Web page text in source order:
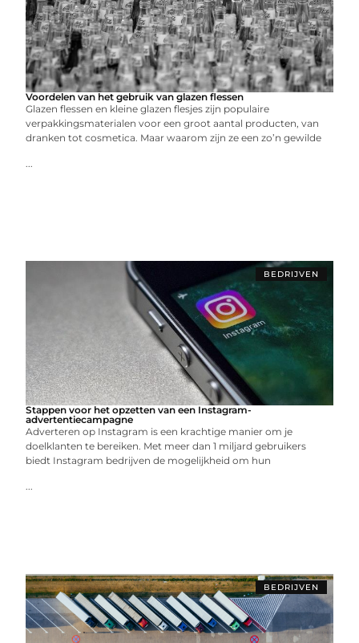
Voordelen van het gebruik van glazen flessen
Glazen flessen en kleine glazen flesjes zijn populaire
verpakkingsmaterialen voor een groot aantal producten, van
dranken tot cosmetica. Maar waarom zijn ze een zo’n gewilde
...
BEDRIJVEN
Stappen voor het opzetten van een Instagram-
advertentiecampagne
Adverteren op Instagram is een krachtige manier om je
doelklanten te bereiken. Met meer dan 1 miljard gebruikers
biedt Instagram bedrijven de mogelijkheid om hun
...
BEDRIJVEN